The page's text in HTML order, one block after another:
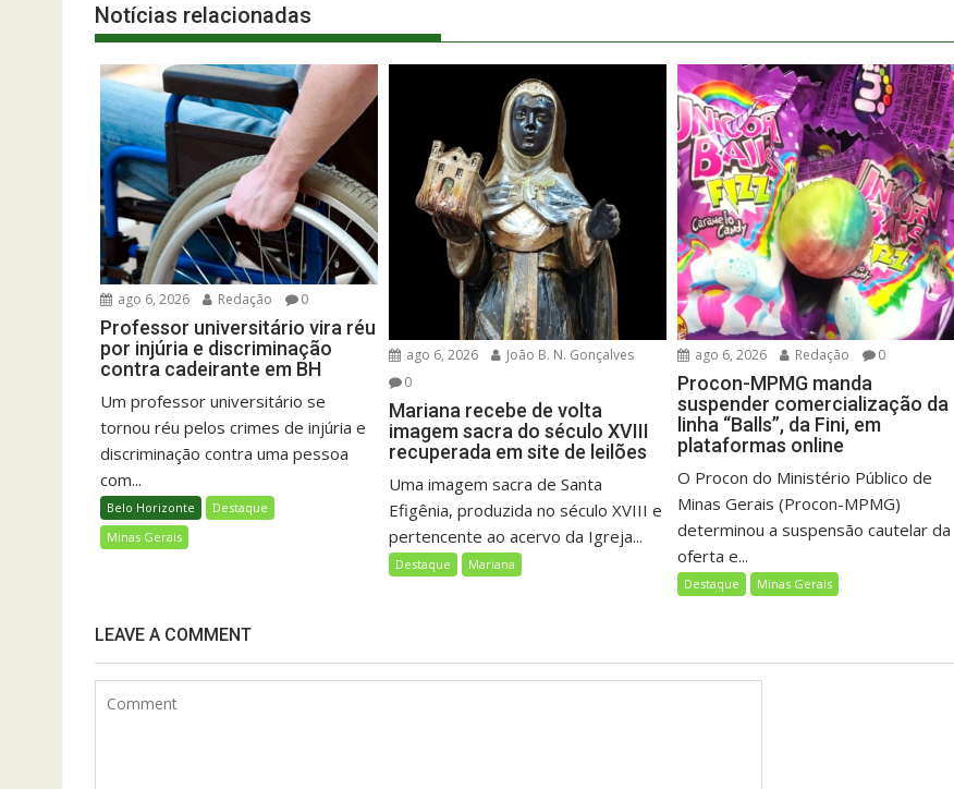
Notícias relacionadas
ago 6, 2026 Redação 0
Professor universitário vira réu
por injúria e discriminação
contra cadeirante em BH
Um professor universitário se
tornou réu pelos crimes de injúria e
discriminação contra uma pessoa
com...
Belo Horizonte
Destaque
Minas Gerais
ago 6, 2026
João B. N. Gonçalves
0
Mariana recebe de volta
imagem sacra do século XVIII
recuperada em site de leilões
Uma imagem sacra de Santa
Efigênia, produzida no século XVIII e
pertencente ao acervo da Igreja...
Destaque Mariana
ago 6, 2026 Redação 0
Procon-MPMG manda
suspender comercialização da
linha “Balls”, da Fini, em
plataformas online
O Procon do Ministério Público de
Minas Gerais (Procon-MPMG)
determinou a suspensão cautelar da
oferta e...
Destaque Minas Gerais
LEAVE A COMMENT